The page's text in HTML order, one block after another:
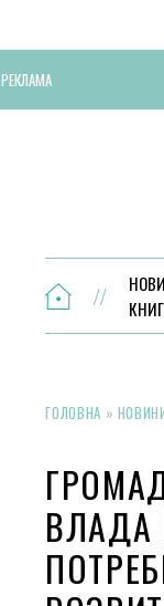
РЕКЛАМА
ГОЛОВНА »
ВЛАДА